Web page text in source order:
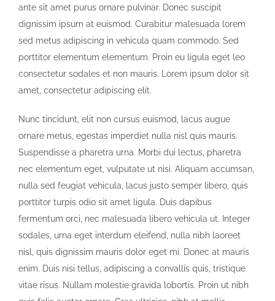
ante sit amet purus ornare pulvinar. Donec suscipit
dignissim ipsum at euismod. Curabitur malesuada lorem
sed metus adipiscing in vehicula quam commodo. Sed
porttitor elementum elementum. Proin eu ligula eget leo
consectetur sodales et non mauris. Lorem ipsum dolor sit
amet, consectetur adipiscing elit.
Nunc tincidunt, elit non cursus euismod, lacus augue
ornare metus, egestas imperdiet nulla nisl quis mauris.
Suspendisse a pharetra urna. Morbi dui lectus, pharetra
nec elementum eget, vulputate ut nisi. Aliquam accumsan,
nulla sed feugiat vehicula, lacus justo semper libero, quis
porttitor turpis odio sit amet ligula. Duis dapibus
fermentum orci, nec malesuada libero vehicula ut. Integer
sodales, urna eget interdum eleifend, nulla nibh laoreet
nisl, quis dignissim mauris dolor eget mi. Donec at mauris
enim. Duis nisi tellus, adipiscing a convallis quis, tristique
vitae risus. Nullam molestie gravida lobortis. Proin ut nibh